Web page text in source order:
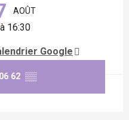
AOÛT
16:30
Google
62 ▒▒